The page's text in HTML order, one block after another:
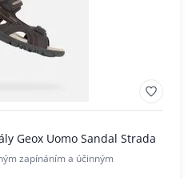
Geox Uomo Sandal Strada
zapínáním a účinným